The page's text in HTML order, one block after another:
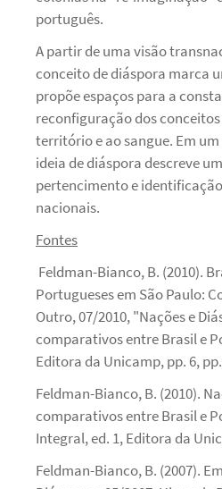
português.
A partir de uma visão
conceito de diáspora marca
propõe espaços para a
reconfiguração dos
território e ao sangue. Em
ideia de diáspora descreve
pertencimento e
nacionais.
Fontes
Feldman-Bianco, B. (2010).
Portugueses em São Paulo:
Outro, 07/2010, "Nações e
comparativos entre Brasil e
Editora da Unicamp, pp. 6,
Feldman-Bianco, B. (2010).
comparativos entre Brasil e
Integral, ed. 1, Editora da
Feldman-Bianco, B. (2007).